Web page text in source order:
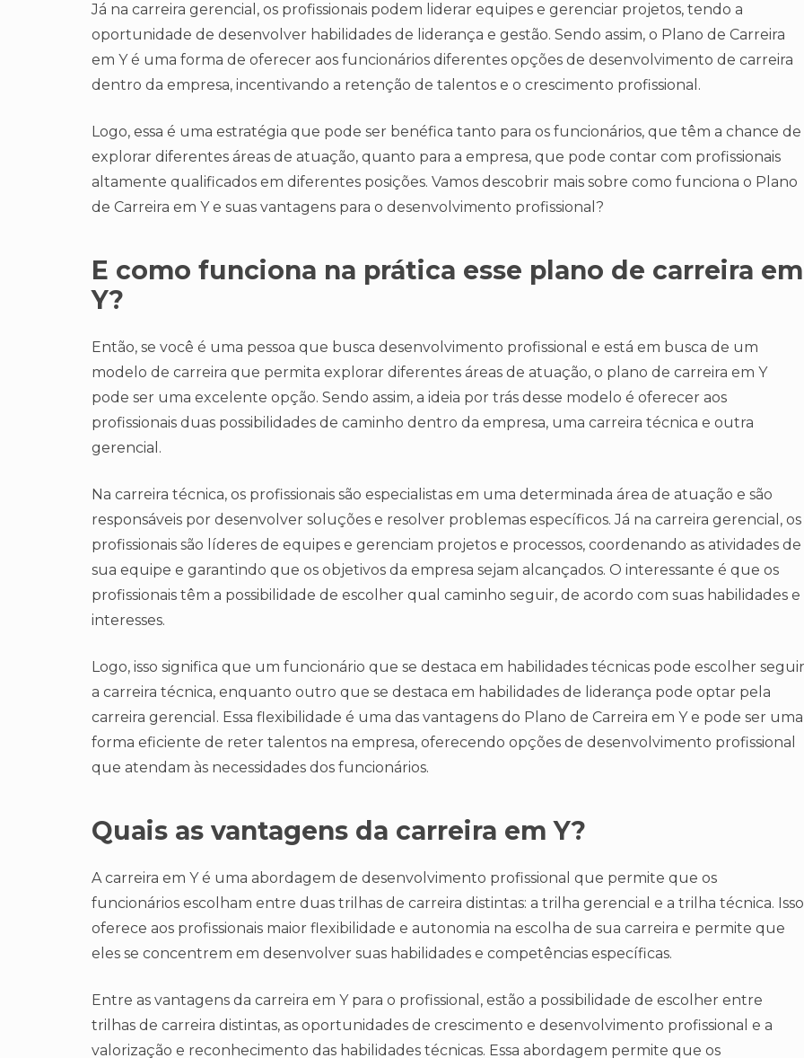
Já na carreira gerencial, os profissionais podem liderar equipes e gerenciar projetos, tendo a
oportunidade de desenvolver habilidades de liderança e gestão. Sendo assim, o Plano de Carreira
em Y é uma forma de oferecer aos funcionários diferentes opções de desenvolvimento de carreira
dentro da empresa, incentivando a retenção de talentos e o crescimento profissional.
Logo, essa é uma estratégia que pode ser benéfica tanto para os funcionários, que têm a chance de
explorar diferentes áreas de atuação, quanto para a empresa, que pode contar com profissionais
altamente qualificados em diferentes posições. Vamos descobrir mais sobre como funciona o Plano
de Carreira em Y e suas vantagens para o desenvolvimento profissional?
E como funciona na prática esse plano de carreira em
Y?
Então, se você é uma pessoa que busca desenvolvimento profissional e está em busca de um
modelo de carreira que permita explorar diferentes áreas de atuação, o plano de carreira em Y
pode ser uma excelente opção. Sendo assim, a ideia por trás desse modelo é oferecer aos
profissionais duas possibilidades de caminho dentro da empresa, uma carreira técnica e outra
gerencial.
Na carreira técnica, os profissionais são especialistas em uma determinada área de atuação e são
responsáveis por desenvolver soluções e resolver problemas específicos. Já na carreira gerencial, os
profissionais são líderes de equipes e gerenciam projetos e processos, coordenando as atividades de
sua equipe e garantindo que os objetivos da empresa sejam alcançados. O interessante é que os
profissionais têm a possibilidade de escolher qual caminho seguir, de acordo com suas habilidades e
interesses.
Logo, isso significa que um funcionário que se destaca em habilidades técnicas pode escolher seguir
a carreira técnica, enquanto outro que se destaca em habilidades de liderança pode optar pela
carreira gerencial. Essa flexibilidade é uma das vantagens do Plano de Carreira em Y e pode ser uma
forma eficiente de reter talentos na empresa, oferecendo opções de desenvolvimento profissional
que atendam às necessidades dos funcionários.
Quais as vantagens da carreira em Y?
A carreira em Y é uma abordagem de desenvolvimento profissional que permite que os
funcionários escolham entre duas trilhas de carreira distintas: a trilha gerencial e a trilha técnica. Isso
oferece aos profissionais maior flexibilidade e autonomia na escolha de sua carreira e permite que
eles se concentrem em desenvolver suas habilidades e competências específicas.
Entre as vantagens da carreira em Y para o profissional, estão a possibilidade de escolher entre
trilhas de carreira distintas, as oportunidades de crescimento e desenvolvimento profissional e a
valorização e reconhecimento das habilidades técnicas. Essa abordagem permite que os